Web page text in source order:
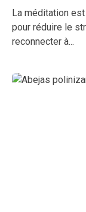
La méditation
pour réduire le
reconnecter à...